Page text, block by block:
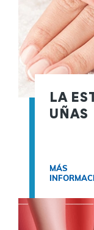
LA
UÑAS
MÁS